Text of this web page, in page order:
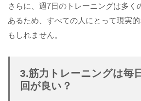
さらに、週7日のトレーニングは多く
あるため、すべての人にとって現実
もしれません。
3.筋力トレーニングは毎
回が良い？